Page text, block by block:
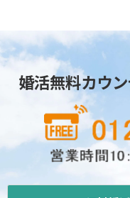
婚活無料カウ